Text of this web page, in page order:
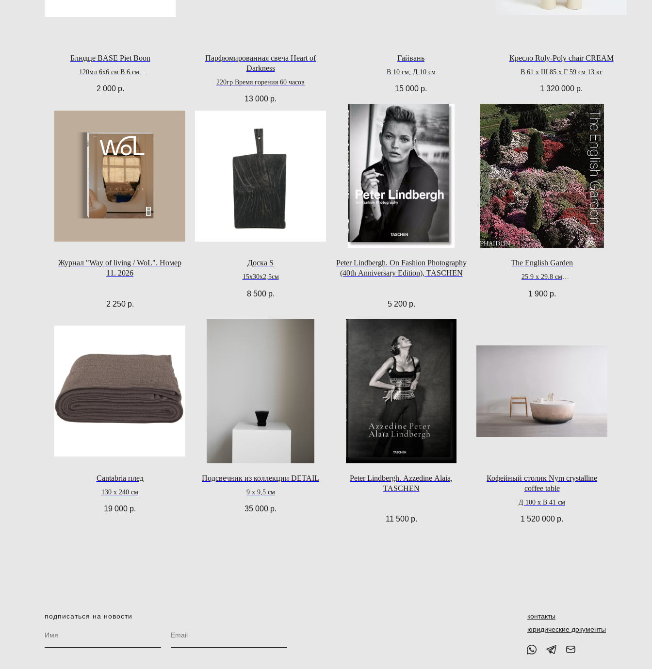
Блюдце BASE Piet Boon
120мл 6x6 см В 6 см
2 000 р.
Парфюмированная свеча Heart of
Darkness
220гр Время горения 60 часов
13 000 р.
Гайвань
В 10 см, Д 10 см
15 000 р.
Кресло Roly-Poly chair CREAM
В 61 x Ш 85 x Г 59 см 13 кг
1 320 000 р.
Журнал "Way of living / WoL". Номер
11. 2026
2 250 р.
Доска S
15x30x2,5см
8 500 р.
Peter Lindbergh. On Fashion Photography
(40th Anniversary Edition), TASCHEN
5 200 р.
The English Garden
25.9 x 29.8 cм
1 900 р.
Cantabria плед
130 х 240 см
19 000 р.
Подсвечник из коллекции DETAIL
9 х 9,5 см
35 000 р.
Peter Lindbergh. Azzedine Alaia,
TASCHEN
11 500 р.
Кофейный столик Nym crystalline
coffee table
Д 100 х В 41 см
1 520 000 р.
подписаться на новости
контакты
юридические документы